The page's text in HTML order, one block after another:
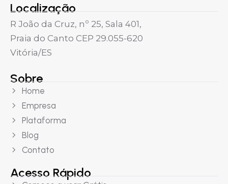
Localização
R João da Cruz, nº 25, Sala 401,
Praia do Canto CEP 29.055-620
Vitória/ES
Sobre
Home
Empresa
Plataforma
Blog
Contato
Acesso Rápido